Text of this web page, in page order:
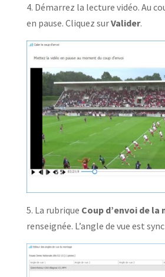
4. Démarrez la lecture vidéo. Au
en pause. Cliquez surValider.
5. La rubrique Coup d’envoi de la
renseignée. L’angle de vue est